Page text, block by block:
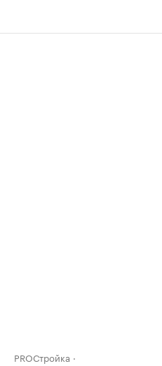
PROСтройка